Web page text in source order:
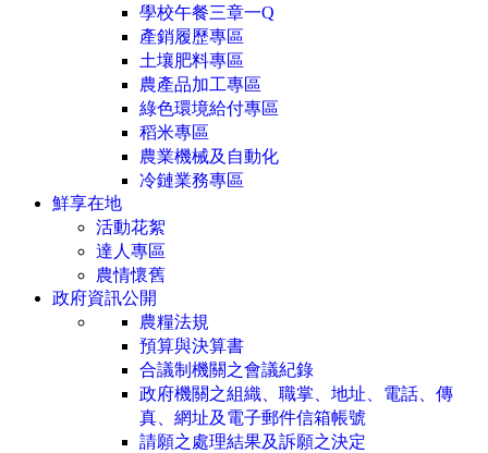
學校午餐三章一Q
產銷履歷專區
土壤肥料專區
農產品加工專區
綠色環境給付專區
稻米專區
農業機械及自動化
冷鏈業務專區
鮮享在地
活動花絮
達人專區
農情懷舊
政府資訊公開
農糧法規
預算與決算書
合議制機關之會議紀錄
政府機關之組織、職掌、地址、電話、傳
真、網址及電子郵件信箱帳號
請願之處理結果及訴願之決定